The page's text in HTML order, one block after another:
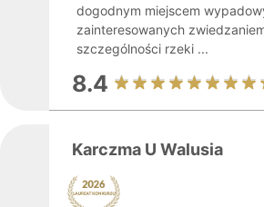
dogodnym miejscem
zainteresowanych
szczególności rzeki ...
8.4
Karczma U Walusia